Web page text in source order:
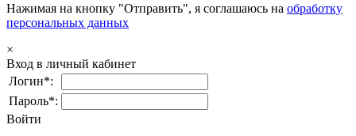
Нажимая на кнопку "Отправить", я соглашаюсь на обработку
персональных данных
×
Вход в личный кабинет
Логин*:
Пароль*:
Войти